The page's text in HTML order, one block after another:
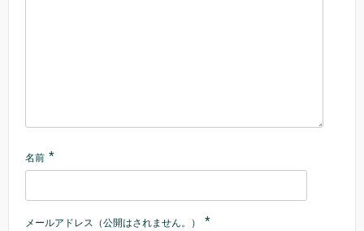
名前 *
メールアドレス（公開はされません。） *